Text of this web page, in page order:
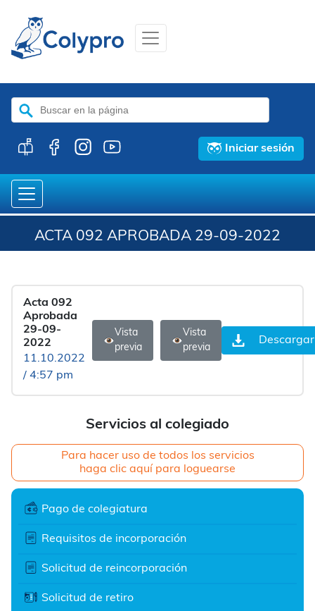
Buscar:
Iniciar sesión
ACTA 092 APROBADA 29-09-2022
Servicios al colegiado
Para hacer uso de todos los servicios
haga clic aquí para loguearse
Pago de colegiatura
Requisitos de incorporación
Solicitud de reincorporación
Solicitud de retiro
Acta 092
Aprobada
29-09-
2022
11.10.2022
/ 4:57 pm
Vista
previa
Vista
previa
Descargar